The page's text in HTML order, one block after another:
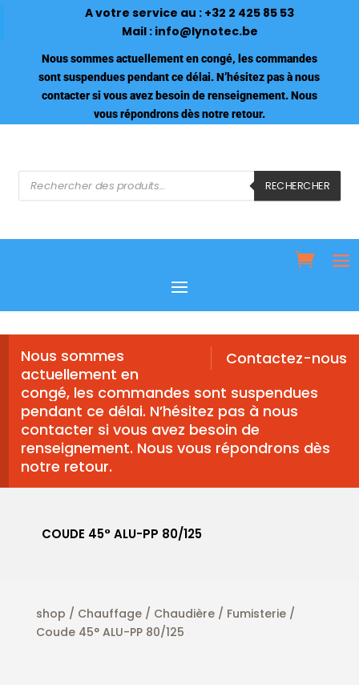
A votre service au : +32 2 425 85 53
Mail : info@lynotec.be
Nous sommes actuellement en congé, les commandes
sont suspendues pendant ce délai. N’hésitez pas à nous
contacter si vous avez besoin de renseignement. Nous
vous répondrons dès notre retour.
Recherche
de
produits
RECHERCHER
Contactez-nous
Nous sommes
actuellement en
congé, les commandes sont suspendues
pendant ce délai. N’hésitez pas à nous
contacter si vous avez besoin de
renseignement. Nous vous répondrons dès
notre retour.
COUDE 45° ALU-PP 80/125
shop / Chauffage/ Chaudière/ Fumisterie/
Coude 45° ALU-PP 80/125